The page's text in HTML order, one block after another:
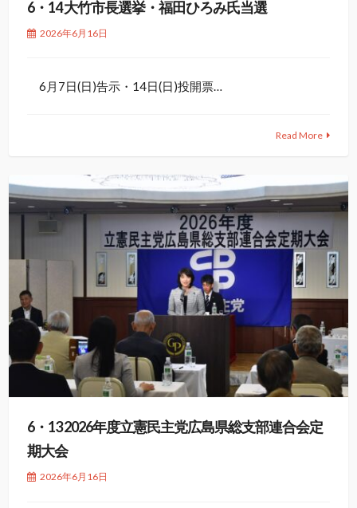
6・14 大竹市長選挙・福田ひろみ氏当選
2026年6月16日
6月7日(日)告示・14日(日)投開票…
Read More
6・13 2026年度立憲民主党広島県総支部連合会定
期大会
2026年6月16日